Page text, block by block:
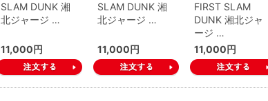
SLAM DUNK 湘
北ジャージ …
11,000円
SLAM DUNK 湘
北ジャージ …
11,000円
FIRST SLAM
DUNK 湘北ジャ
ージ …
11,000円